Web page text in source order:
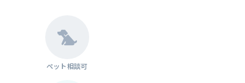
ペット相談可